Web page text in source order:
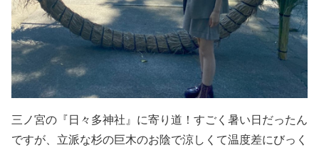
三ノ宮の『日々多神社』に寄り道！すごく暑い日だったん
ですが、立派な杉の巨木のお陰で涼しくて温度差にびっく